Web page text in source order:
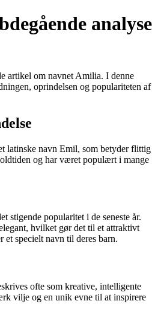
analyse
artikel om navnet Amilia. I denne
oprindelsen og populariteten af
latinske navn Emil, som betyder flittig
og har været populært i mange
stigende popularitet i de seneste år.
hvilket gør det til et attraktivt
specielt navn til deres barn.
ofte som kreative, intelligente
vilje og en unik evne til at inspirere